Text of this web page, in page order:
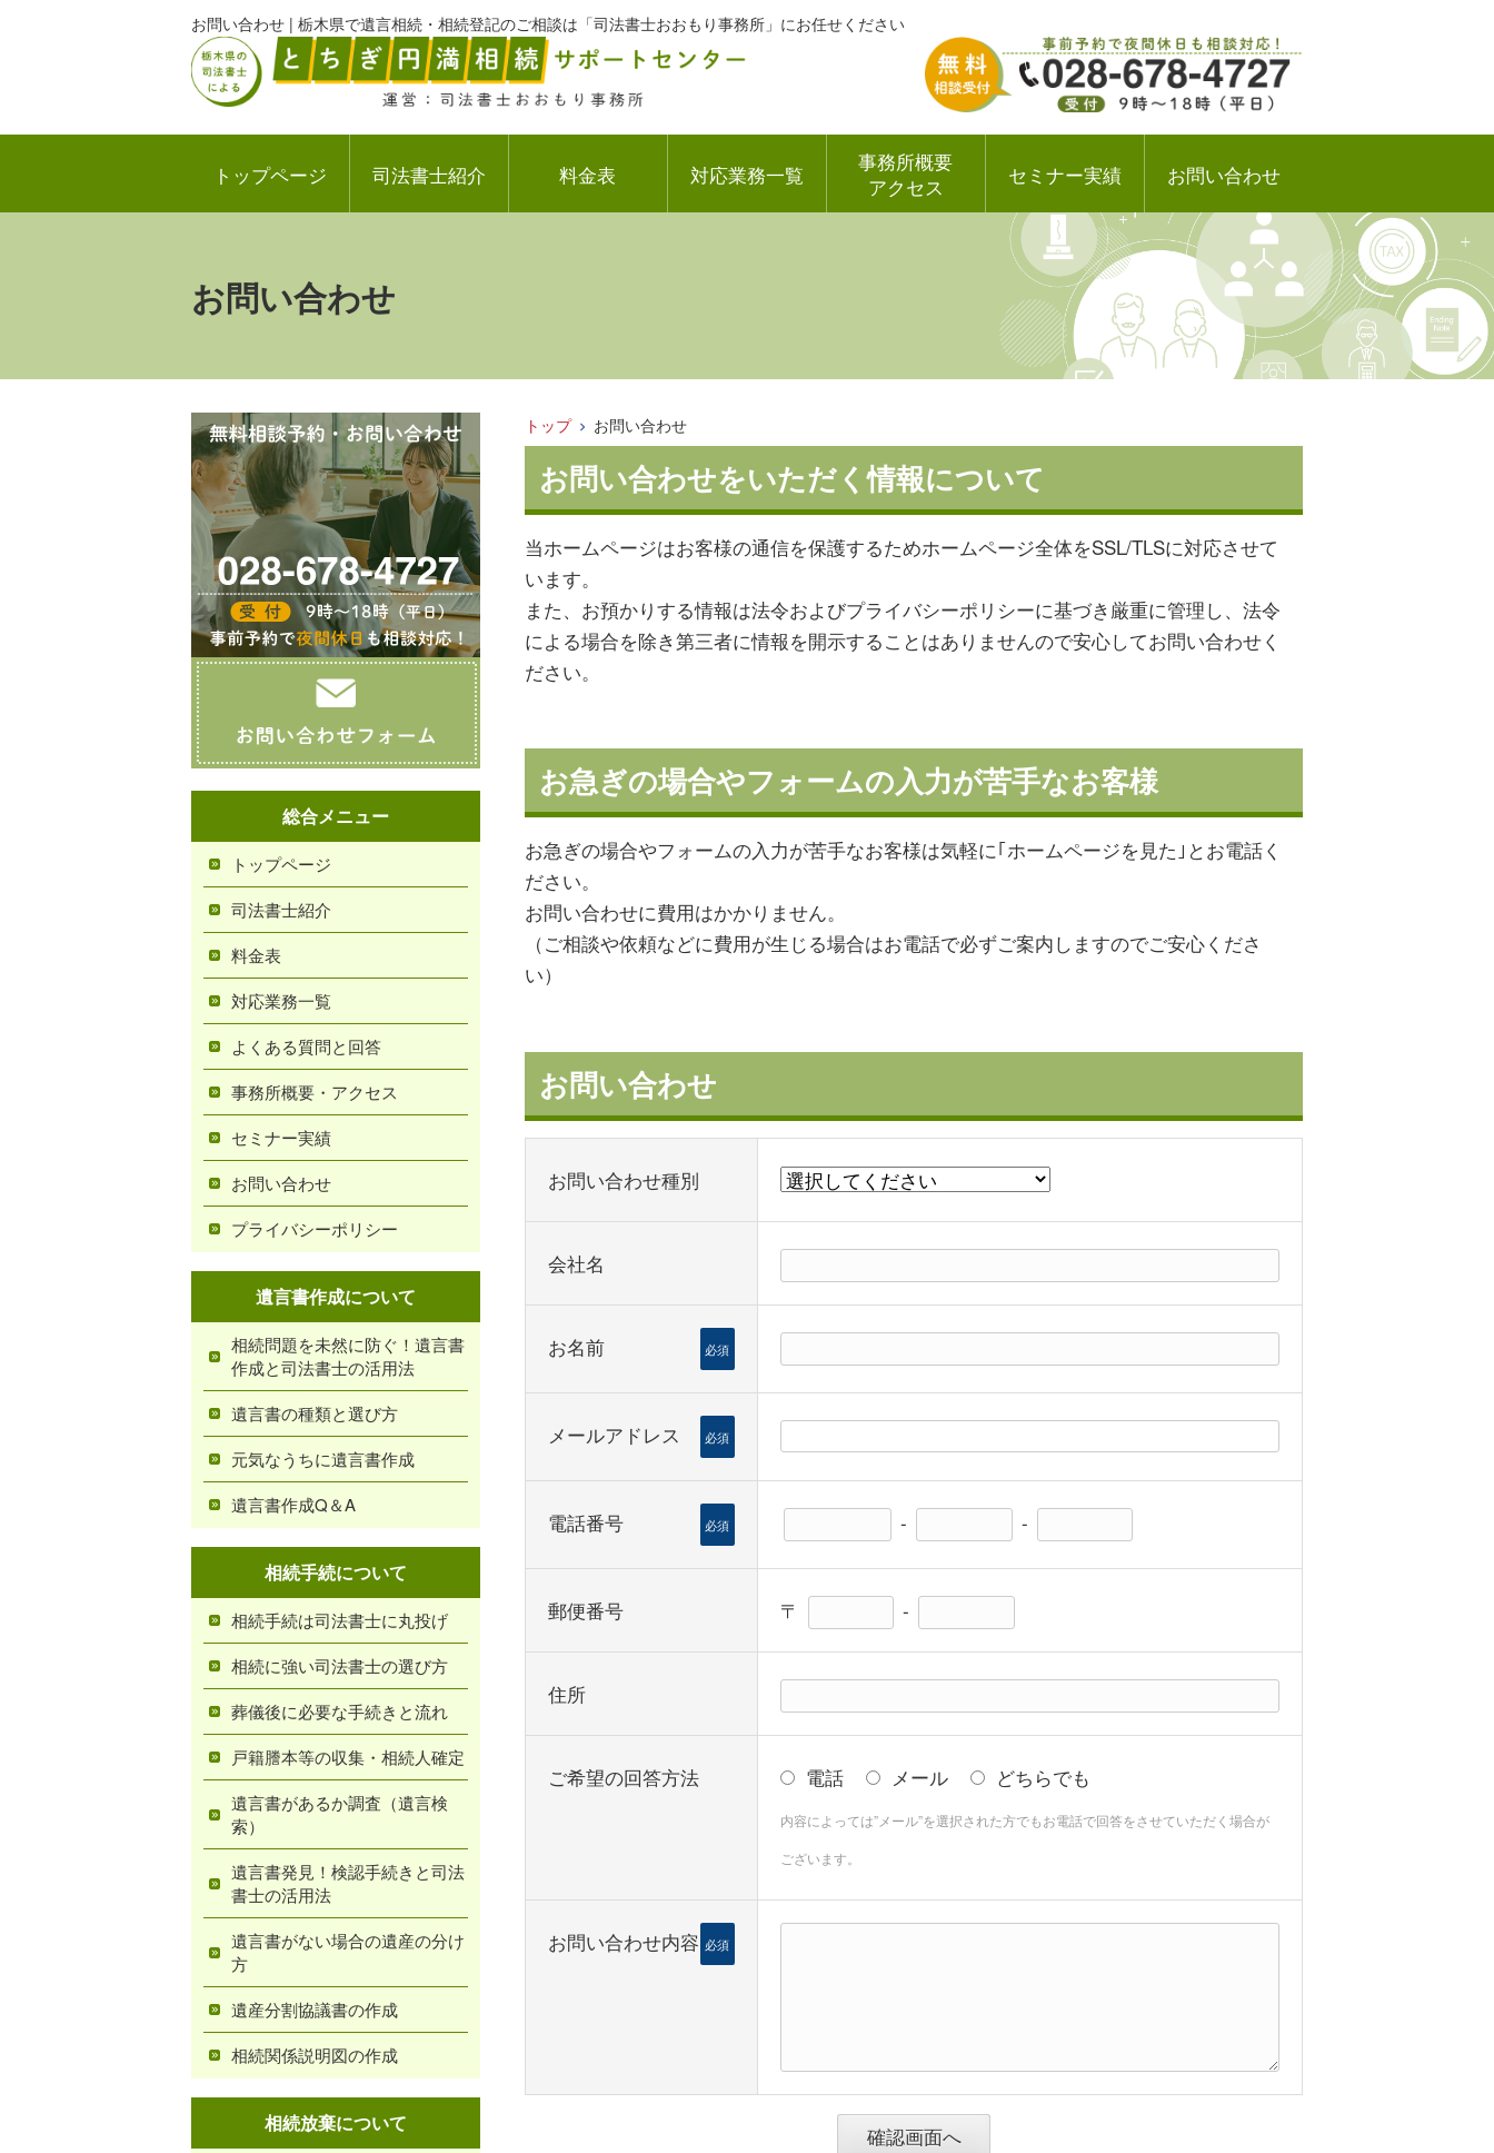
お問い合わせ | 栃木県で遺言相続・相続登記のご相談は「司法書士おおもり事務所」にお任せください
トップページ 司法書士紹介 料金表 対応業務一覧
事務所概要
アクセス
セミナー実績 お問い合わせ
お問い合わせ
トップ お問い合わせ
お問い合わせをいただく情報について
当ホームページはお客様の通信を保護するためホームページ全体をSSL/TLSに対応させて
います。
また、お預かりする情報は法令およびプライバシーポリシーに基づき厳重に管理し、法令
による場合を除き第三者に情報を開示することはありませんので安心してお問い合わせく
ださい。
お急ぎの場合やフォームの入力が苦手なお客様
お急ぎの場合やフォームの入力が苦手なお客様は気軽に｢ホームページを見た｣とお電話く
ださい。
お問い合わせに費用はかかりません。
（ご相談や依頼などに費用が生じる場合はお電話で必ずご案内しますのでご安心くださ
い）
お問い合わせ
お問い合わせ種別
会社名
お名前 必須
メールアドレス 必須
電話番号 必須 - -
郵便番号 〒 -
住所
ご希望の回答方法 電話 メール どちらでも
内容によっては”メール”を選択された方でもお電話で回答をさせていただく場合が
ございます。
お問い合わせ内容 必須
総合メニュー
トップページ
司法書士紹介
料金表
対応業務一覧
よくある質問と回答
事務所概要・アクセス
セミナー実績
お問い合わせ
プライバシーポリシー
遺言書作成について
相続問題を未然に防ぐ！遺言書
作成と司法書士の活用法
遺言書の種類と選び方
元気なうちに遺言書作成
遺言書作成Q＆A
相続手続について
相続手続は司法書士に丸投げ
相続に強い司法書士の選び方
葬儀後に必要な手続きと流れ
戸籍謄本等の収集・相続人確定
遺言書があるか調査（遺言検
索）
遺言書発見！検認手続きと司法
書士の活用法
遺言書がない場合の遺産の分け
方
遺産分割協議書の作成
相続関係説明図の作成
相続放棄について